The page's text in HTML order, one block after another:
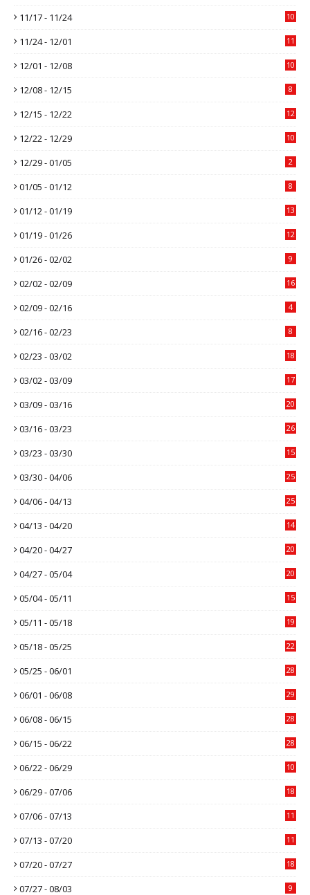
11/17 - 11/24 10
11/24 - 12/01 11
12/01 - 12/08 10
12/08 - 12/15 8
12/15 - 12/22 12
12/22 - 12/29 10
12/29 - 01/05 2
01/05 - 01/12 8
01/12 - 01/19 13
01/19 - 01/26 12
01/26 - 02/02 9
02/02 - 02/09 16
02/09 - 02/16 4
02/16 - 02/23 8
02/23 - 03/02 18
03/02 - 03/09 17
03/09 - 03/16 20
03/16 - 03/23 26
03/23 - 03/30 15
03/30 - 04/06 25
04/06 - 04/13 25
04/13 - 04/20 14
04/20 - 04/27 20
04/27 - 05/04 20
05/04 - 05/11 15
05/11 - 05/18 19
05/18 - 05/25 22
05/25 - 06/01 28
06/01 - 06/08 29
06/08 - 06/15 28
06/15 - 06/22 28
06/22 - 06/29 10
06/29 - 07/06 18
07/06 - 07/13 11
07/13 - 07/20 11
07/20 - 07/27 18
07/27 - 08/03 9